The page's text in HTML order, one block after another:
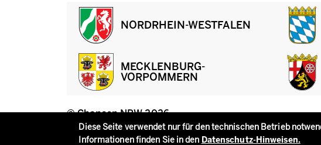
Diese Seite verwendet nur für den technischen Betrieb
Informationen finden Sie in den Datenschutz-Hinweisen.
NORDRHEIN-WESTFALEN
MECKLENBURG-
VORPOMMERN
© Chancen NRW 2026